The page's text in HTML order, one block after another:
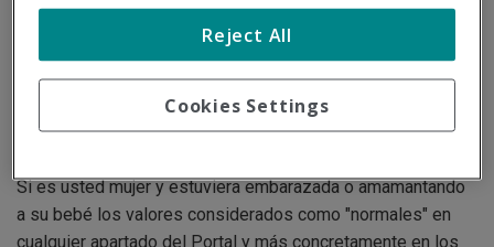
ninguna de las manifestaciones o afirmaciones contenidas
en la App como una emisión de diagnóstico, prevención,
control, tratamiento o alivio de enfermedades y que, en
ningún caso, la utilización de la App sustituirá la consulta a
su médico especializado. En todo caso, se recomienda
Si es usted mujer y estuviera embarazada o amamantando
a su bebé los valores considerados como "normales" en
cualquier apartado del Portal y más concretamente en los
Cookies Settings
Reject All